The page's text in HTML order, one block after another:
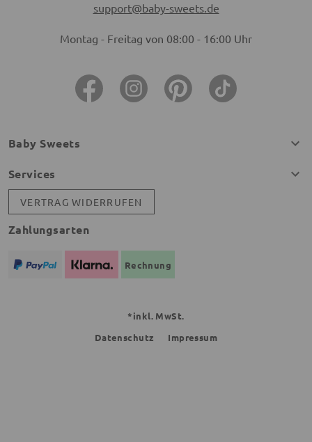
support@baby-sweets.de
Montag - Freitag von 08:00 - 16:00 Uhr
Baby Sweets
Services
VERTRAG WIDERRUFEN
Zahlungsarten
Rechnung
*inkl. MwSt.
Datenschutz
Impressum